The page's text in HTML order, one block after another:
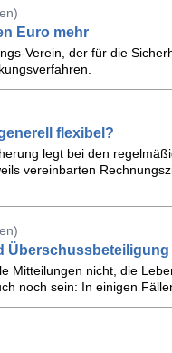
Euro mehr
Verein, der für die
flexibel?
legt bei den
vereinbarten
Überschussbeteiligung
Mitteilungen nicht, die
noch sein: In einigen